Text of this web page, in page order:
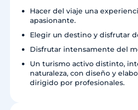
Hacer del viaje una
apasionante.
Elegir un destino y disfrutar
Disfrutar intensamente del
Un turismo activo distinto,
naturaleza, con diseño y
dirigido por profesionales.